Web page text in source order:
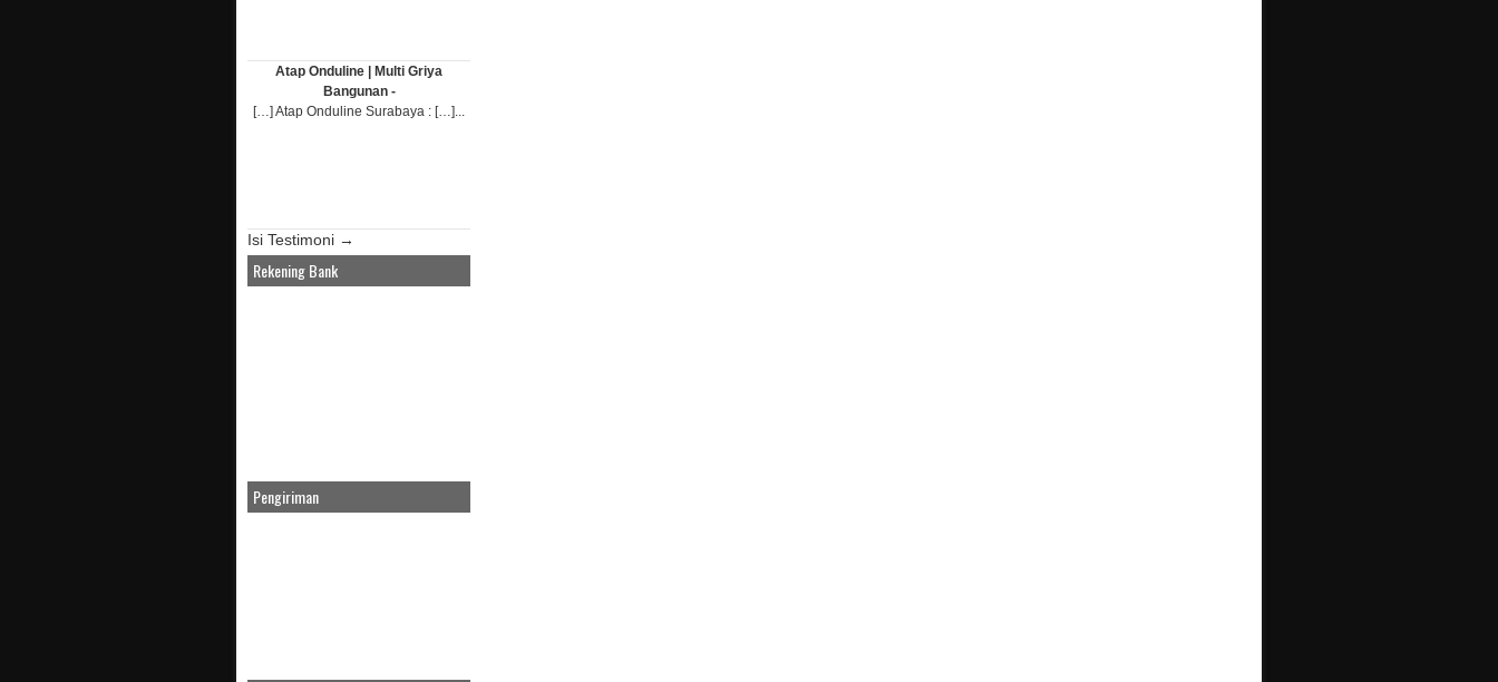
Atap Onduline | Multi Griya
Bangunan -
[…] Atap Onduline Surabaya : […]...
Isi Testimoni →
Rekening Bank
Pengiriman